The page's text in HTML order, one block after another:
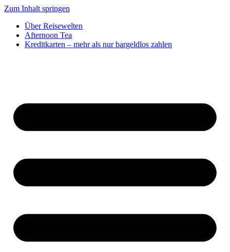
Zum Inhalt springen
Über Reisewelten
Afternoon Tea
Kreditkarten – mehr als nur bargeldlos zahlen